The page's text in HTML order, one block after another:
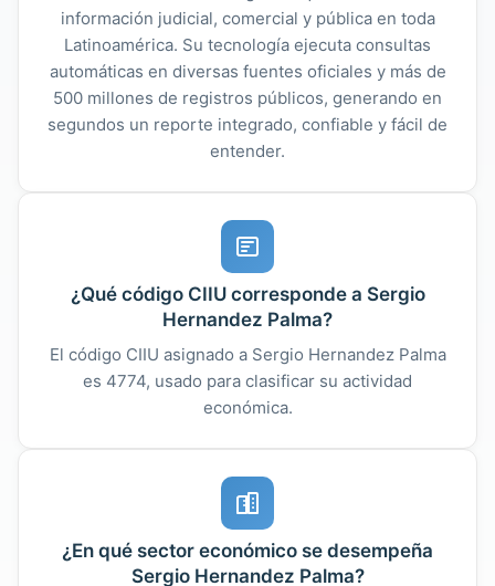
información judicial, comercial y pública en toda
Latinoamérica. Su tecnología ejecuta consultas
automáticas en diversas fuentes oficiales y más de
500 millones de registros públicos, generando en
segundos un reporte integrado, confiable y fácil de
entender.
¿Qué código CIIU corresponde a Sergio
Hernandez Palma?
El código CIIU asignado a Sergio Hernandez Palma
es 4774, usado para clasificar su actividad
económica.
¿En qué sector económico se desempeña
Sergio Hernandez Palma?